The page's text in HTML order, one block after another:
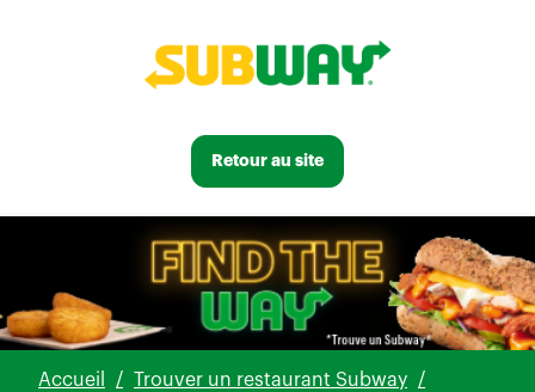
Retour au site
Accueil
Trouver un restaurant Subway